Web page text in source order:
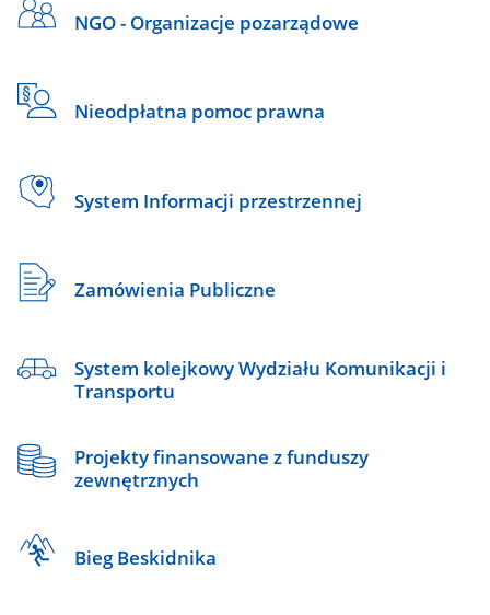
NGO - Organizacje pozarządowe
Nieodpłatna pomoc prawna
System Informacji przestrzennej
Zamówienia Publiczne
System kolejkowy Wydziału Komunikacji i
Transportu
Projekty finansowane z funduszy
zewnętrznych
Bieg Beskidnika